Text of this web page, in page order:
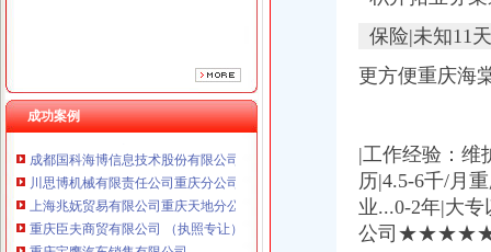
成功案例
重庆欧氏科技发展有限公司 渝九50万 （进出口权）
重庆市明诚塑料制品有限责任公司 渝高100万 （进出口权）
重庆瑾崇进出口贸易有限公司 渝中100万 （进出口权）
成都国科海博信息技术股份有限公司重庆分公司 渝江 （工商注册）
川思博机械有限责任公司重庆分公司 渝江 （工商注册）
上海兆妩贸易有限公司重庆天地分公司 渝中 （工商注册）
重庆臣夫商贸有限公司 （执照专让）
重庆宝鹰汽车销售有限公司
保险|未知11
更方便重庆海
|工作经验：维
历|4.5-6千/月
业...0-2年|大
公司